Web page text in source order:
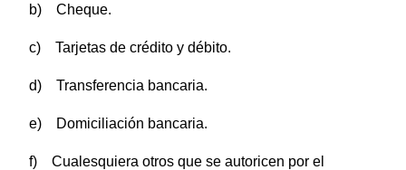
b) Cheque.
c) Tarjetas de crédito y débito.
d) Transferencia bancaria.
e) Domiciliación bancaria.
f) Cualesquiera otros que se autoricen por el